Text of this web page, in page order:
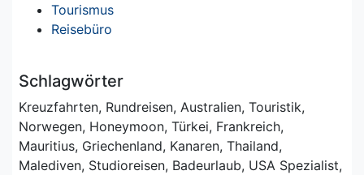
Tourismus
Reisebüro
Schlagwörter
Kreuzfahrten, Rundreisen, Australien, Touristik,
Norwegen, Honeymoon, Türkei, Frankreich,
Mauritius, Griechenland, Kanaren, Thailand,
Malediven, Studioreisen, Badeurlaub, USA Spezialist,